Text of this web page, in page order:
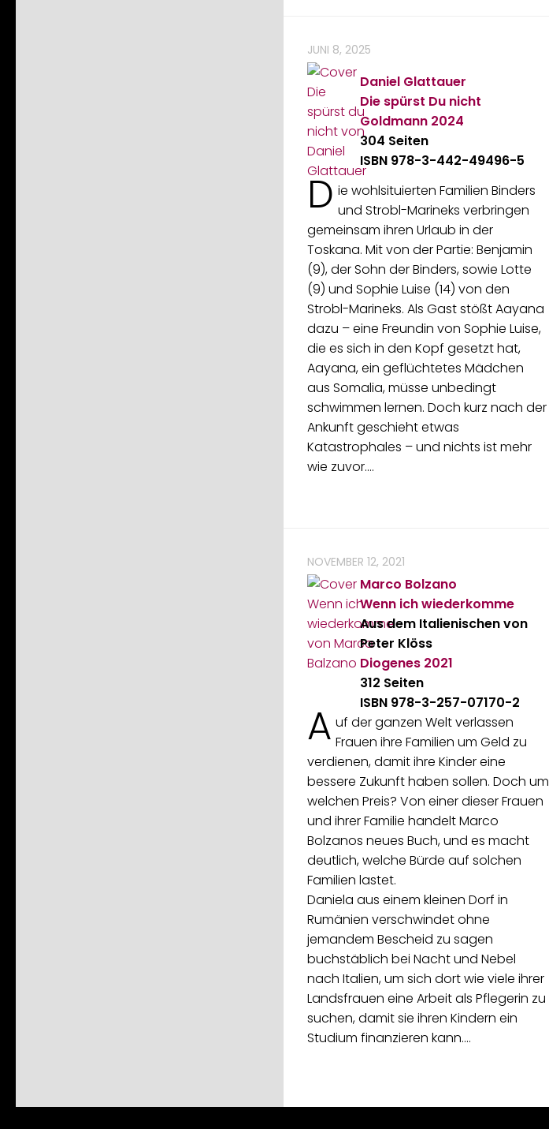
JUNI 8, 2025
Daniel Glattauer
Die spürst Du nicht
Goldmann 2024
304 Seiten
ISBN 978-3-442-49496-5
D ie wohlsituierten Familien Binders
und Strobl-Marineks verbringen
gemeinsam ihren Urlaub in der
Toskana. Mit von der Partie: Benjamin
(9), der Sohn der Binders, sowie Lotte
(9) und Sophie Luise (14) von den
Strobl-Marineks. Als Gast stößt Aayana
dazu – eine Freundin von Sophie Luise,
die es sich in den Kopf gesetzt hat,
Aayana, ein geflüchtetes Mädchen
aus Somalia, müsse unbedingt
schwimmen lernen. Doch kurz nach der
Ankunft geschieht etwas
Katastrophales – und nichts ist mehr
wie zuvor.…
NOVEMBER 12, 2021
Marco Bolzano
Wenn ich wiederkomme
Aus dem Italienischen von
Peter Klöss
Diogenes 2021
312 Seiten
ISBN 978-3-257-07170-2
A uf der ganzen Welt verlassen
Frauen ihre Familien um Geld zu
verdienen, damit ihre Kinder eine
bessere Zukunft haben sollen. Doch um
welchen Preis? Von einer dieser Frauen
und ihrer Familie handelt Marco
Bolzanos neues Buch, und es macht
deutlich, welche Bürde auf solchen
Familien lastet.
Daniela aus einem kleinen Dorf in
Rumänien verschwindet ohne
jemandem Bescheid zu sagen
buchstäblich bei Nacht und Nebel
nach Italien, um sich dort wie viele ihrer
Landsfrauen eine Arbeit als Pflegerin zu
suchen, damit sie ihren Kindern ein
Studium finanzieren kann.…